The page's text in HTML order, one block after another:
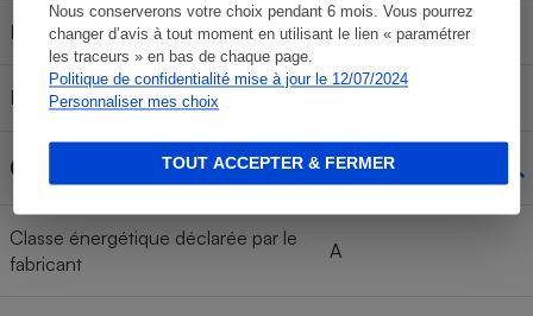
Nous conserverons votre choix pendant 6 mois. Vous pourrez
changer d’avis à tout moment en utilisant le lien « paramétrer
les traceurs » en bas de chaque page.
Politique de confidentialité mise à jour le 12/07/2024
Personnaliser mes choix
TOUT ACCEPTER & FERMER
Fonction swing auto Oui (balayage vertical)
Réglage manuel
Classe énergétique
Classe énergétique déclarée par le
fabricant
A